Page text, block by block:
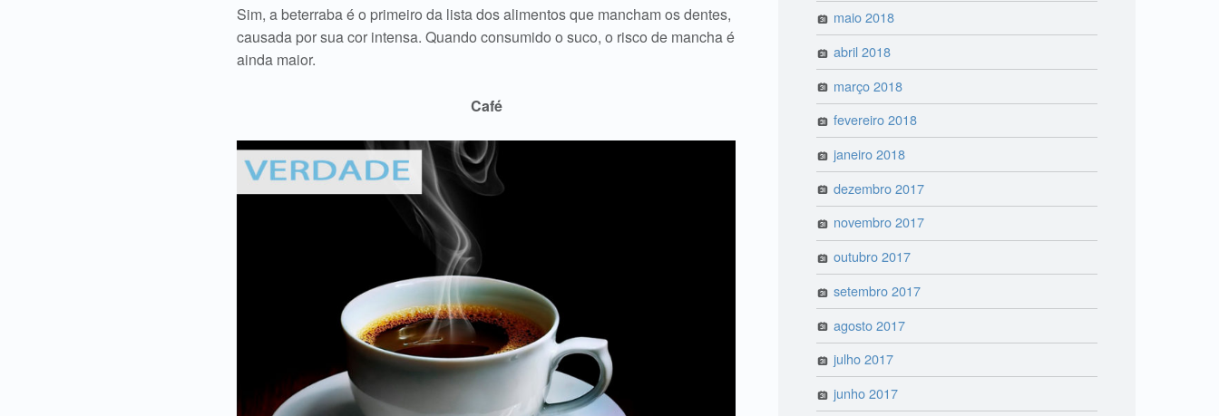
Sim, a beterraba é o primeiro da lista dos alimentos que mancham os dentes,
causada por sua cor intensa. Quando consumido o suco, o risco de mancha é
ainda maior.
Café
maio 2018
abril 2018
março 2018
fevereiro 2018
janeiro 2018
dezembro 2017
novembro 2017
outubro 2017
setembro 2017
agosto 2017
julho 2017
junho 2017